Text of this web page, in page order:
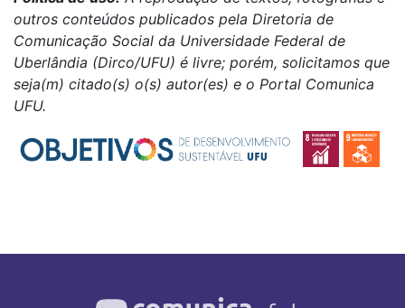
outros conteúdos publicados pela Diretoria de
Comunicação Social da Universidade Federal de
Uberlândia (Dirco/UFU) é livre; porém, solicitamos que
seja(m) citado(s) o(s) autor(es) e o Portal Comunica
UFU.